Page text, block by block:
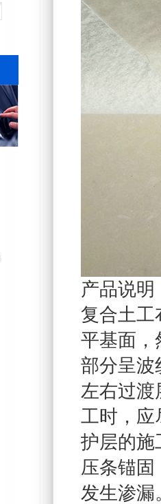
产品说明
复合土工
平基面，
部分呈波
左右过渡
工时，应
护层的施
压条锚固
发生渗漏